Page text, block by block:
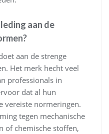
aan de
aan de strenge
Het merk hecht veel
professionals in
dat al hun
vereiste normeringen.
tegen mechanische
of chemische stoffen,